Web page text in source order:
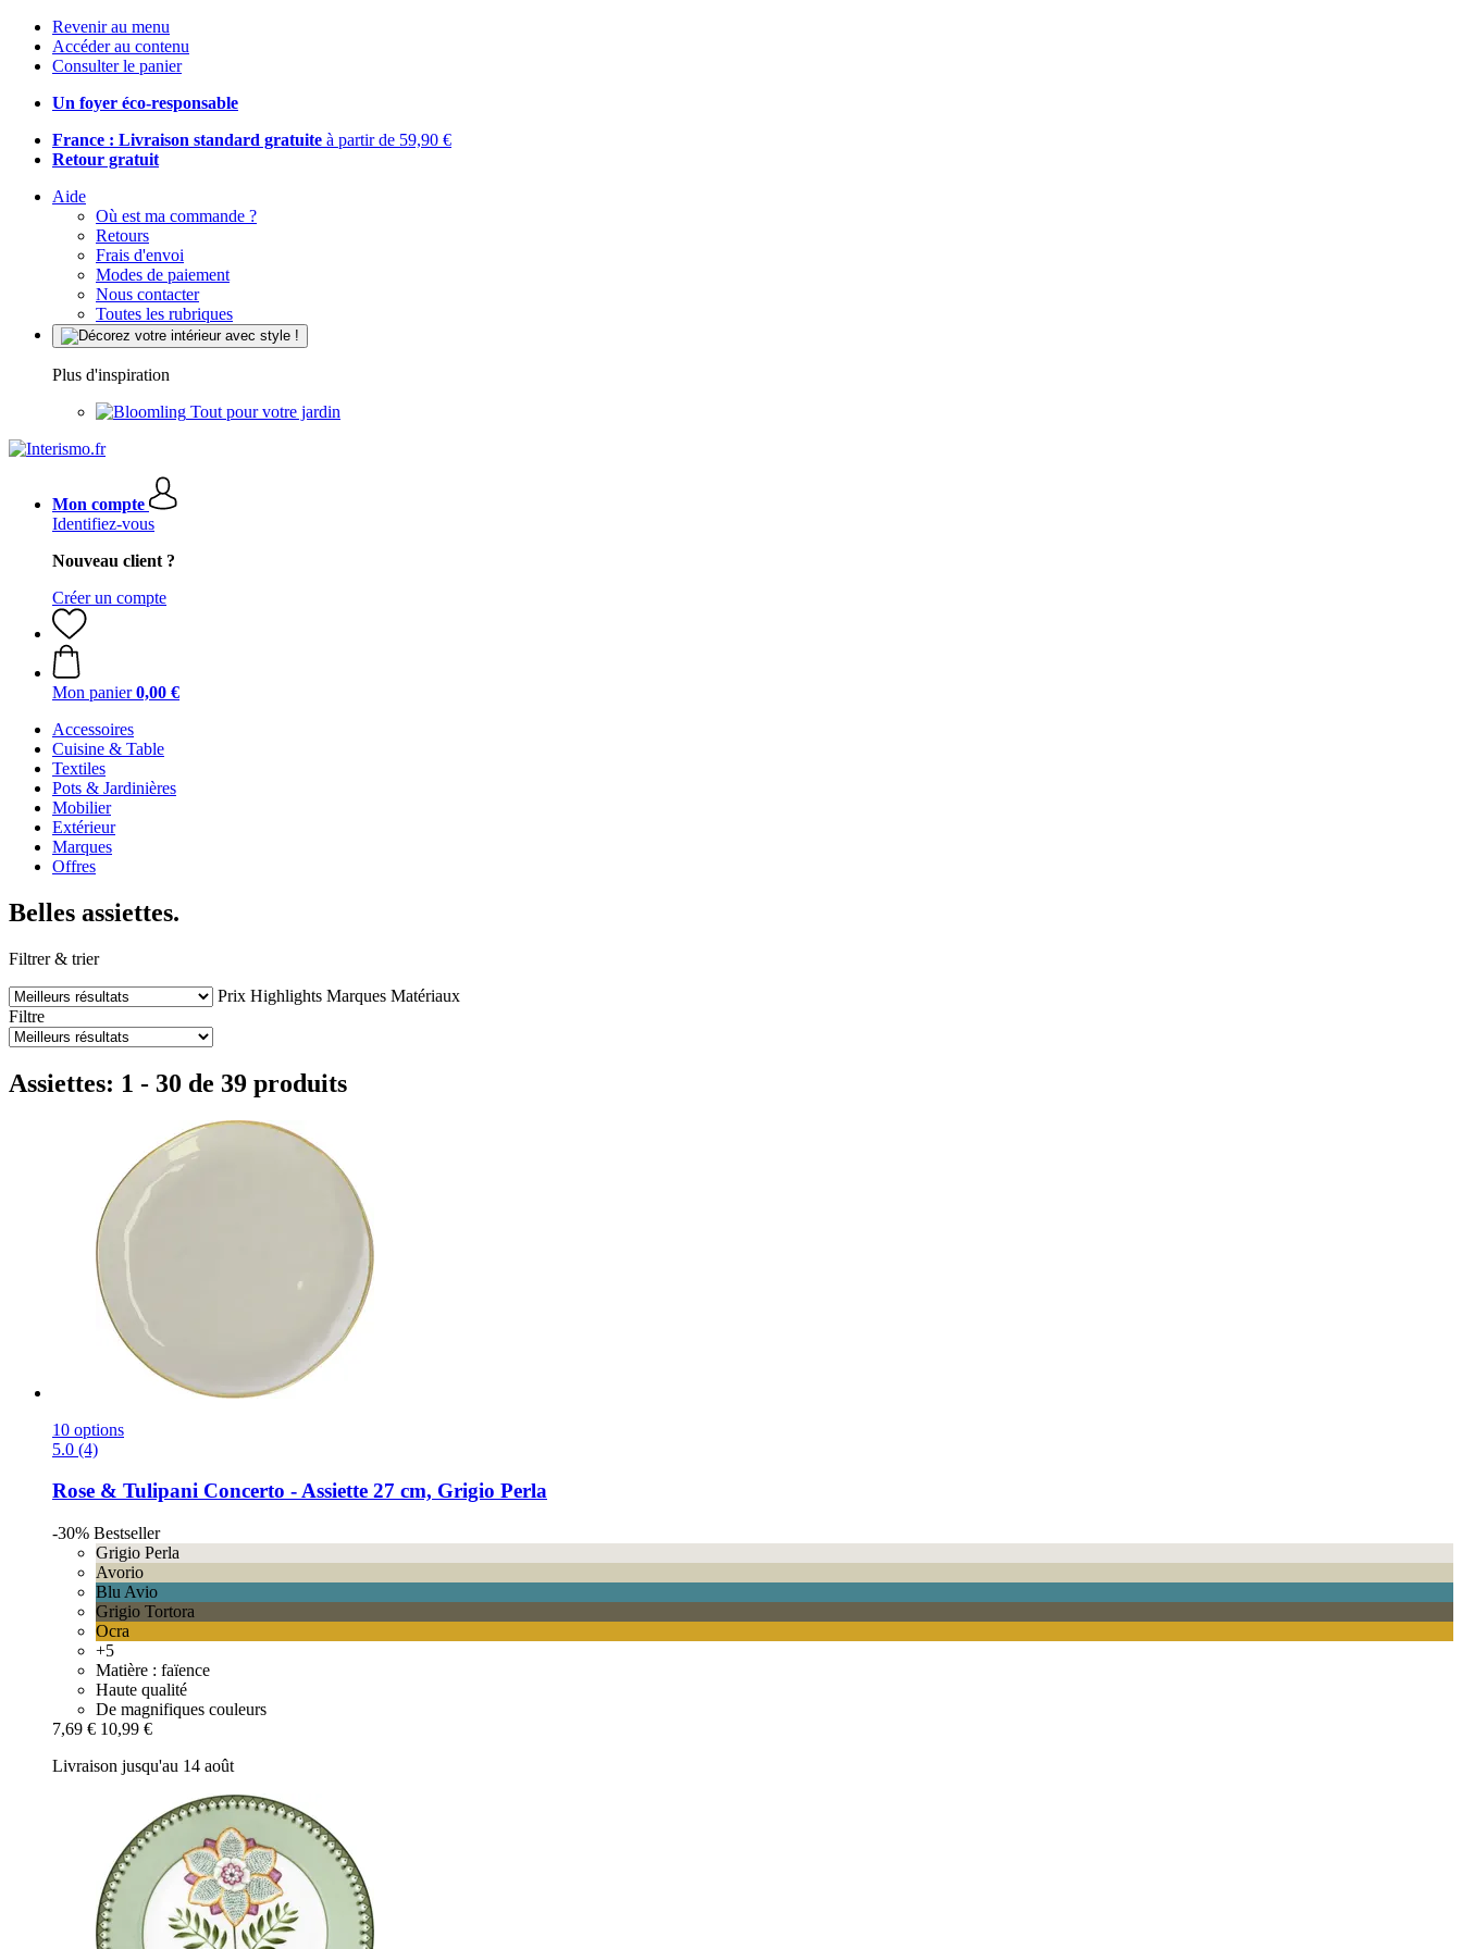
Revenir au menu
Accéder au contenu
Consulter le panier
Un foyer éco-responsable
France : Livraison standard gratuite à partir de 59,90 €
Retour gratuit
Aide
Où est ma commande ?
Retours
Frais d'envoi
Modes de paiement
Nous contacter
Toutes les rubriques
Plus d'inspiration
Tout pour votre jardin
Mon compte
Identifiez-vous
Nouveau client ?
Créer un compte
Mon panier 0,00 €
Accessoires
Cuisine & Table
Textiles
Pots & Jardinières
Mobilier
Extérieur
Marques
Offres
Belles assiettes.
Filtrer & trier
Prix Highlights Marques Matériaux
Filtre
Assiettes: 1 - 30 de 39 produits
10 options
5.0 (4)
Rose & Tulipani Concerto -​ Assiette 27 cm, Grigio Perla
-30% Bestseller
Grigio Perla
Avorio
Blu Avio
Grigio Tortora
Ocra
+5
Matière : faïence
Haute qualité
De magnifiques couleurs
7,69 € 10,99 €
Livraison jusqu'au 14 août